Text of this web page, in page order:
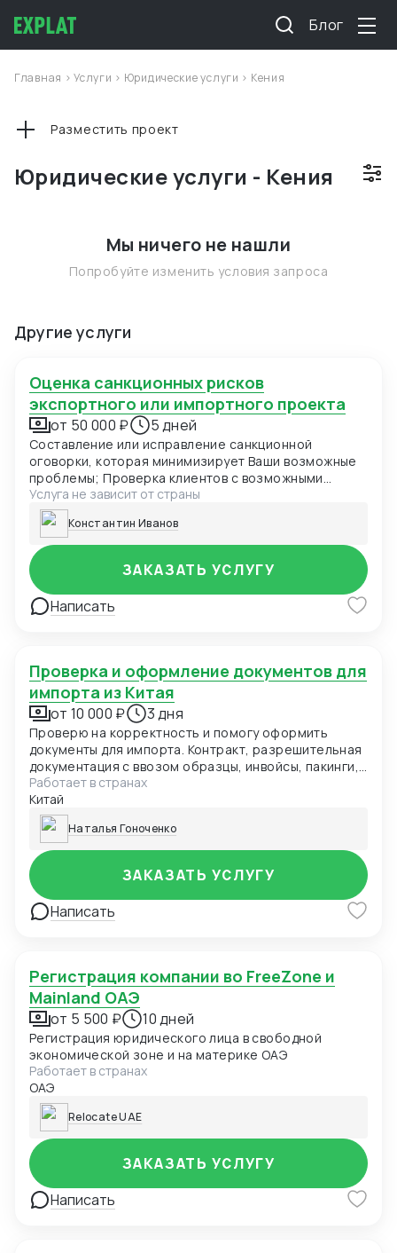
Блог
Главная >Услуги > Юридические услуги > Кения
Юридические услуги - Кения
Разместить проект
Мы ничего не нашли
Попробуйте изменить условия запроса
Другие услуги
Оценка санкционных рисков
экспортного или импортного проекта
от 50 000 ₽ 5 дней
Составление или исправление санкционной
оговорки, которая минимизирует Ваши возможные
проблемы; Проверка клиентов с возможными
санкционными рисками ; Составление ответ для
компетентных органов (OFAC, EU, UK)
Услуга не зависит от страны
Константин Иванов
Написать
ЗАКАЗАТЬ УСЛУГУ
Проверка и оформление документов для
импорта из Китая
от 10 000 ₽ 3 дня
Проверю на корректность и помогу оформить
документы для импорта. Контракт, разрешительная
документация с ввозом образцы, инвойсы, пакинги,
экспортные, таможенные драфты, помощь с
контролем корректных данных в ВК.
Работает в странах
Китай
Наталья Гоноченко
Написать
ЗАКАЗАТЬ УСЛУГУ
Регистрация компании во FreeZone и
Mainland ОАЭ
от 5 500 ₽ 10 дней
Регистрация юридического лица в свободной
экономической зоне и на материке ОАЭ
Работает в странах
ОАЭ
Relocate UAE
Написать
ЗАКАЗАТЬ УСЛУГУ